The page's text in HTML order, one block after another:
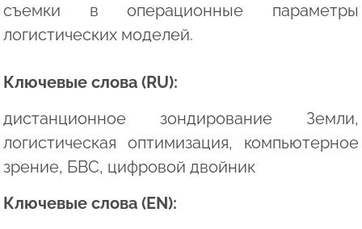
съемки в операционные параметры
логистических моделей.
Ключевые слова (RU):
дистанционное зондирование Земли,
логистическая оптимизация, компьютерное
зрение, БВС, цифровой двойник
Ключевые слова (EN):